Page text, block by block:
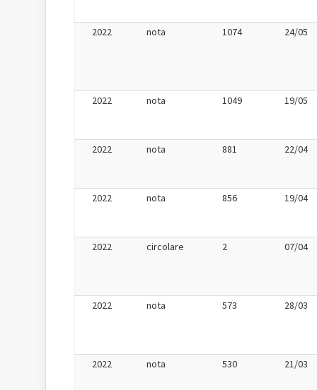
2022 nota 1074 24/05
2022 nota 1049 19/05
2022 nota 881 22/04
2022 nota 856 19/04
2022 circolare 2 07/04
2022 nota 573 28/03
2022 nota 530 21/03